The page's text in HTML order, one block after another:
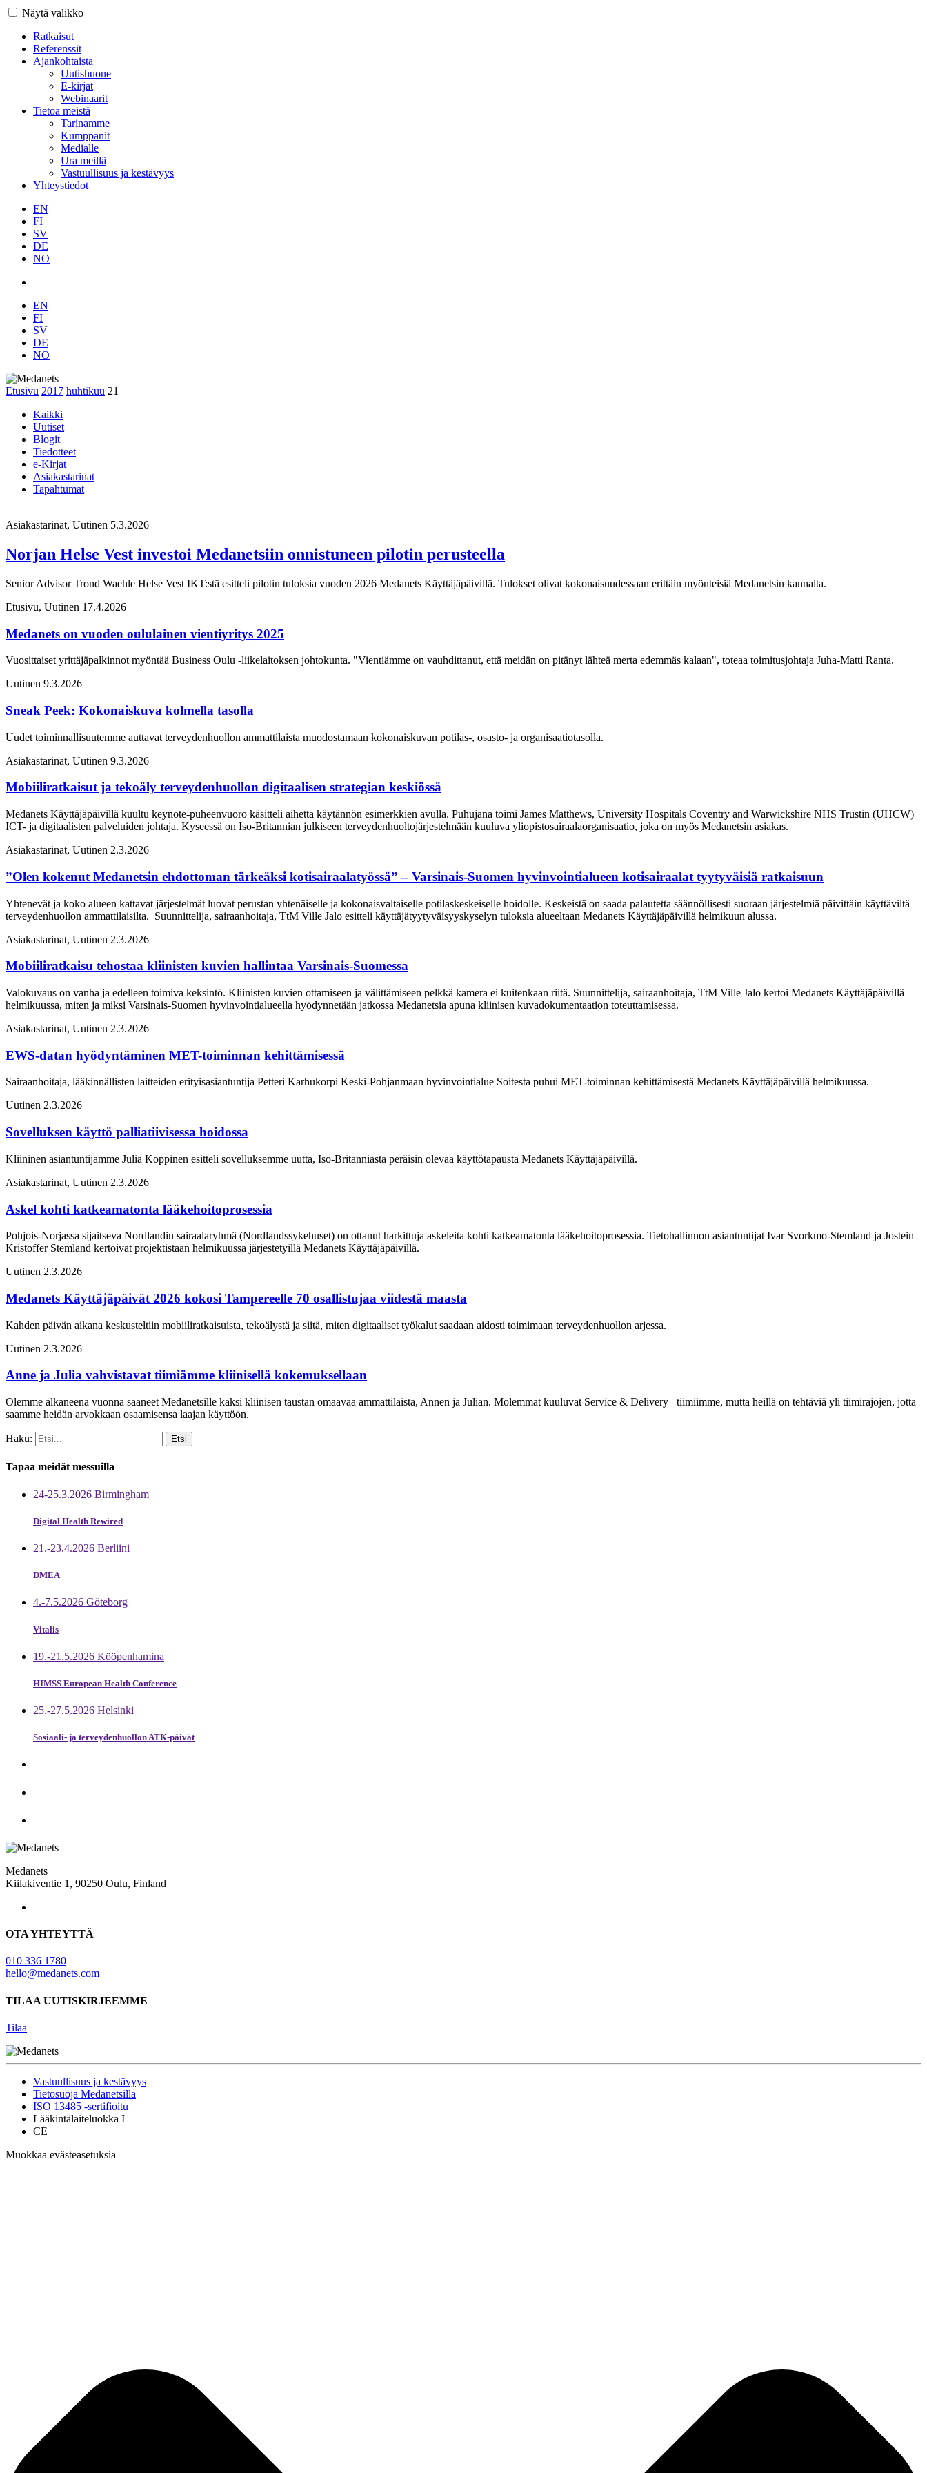
Näytä valikko
Ratkaisut
Referenssit
Ajankohtaista
Uutishuone
E-kirjat
Webinaarit
Tietoa meistä
Tarinamme
Kumppanit
Medialle
Ura meillä
Vastuullisuus ja kestävyys
Yhteystiedot
EN
FI
SV
DE
NO
EN
FI
SV
DE
NO
Etusivu 2017 huhtikuu 21
Kaikki
Uutiset
Blogit
Tiedotteet
e-Kirjat
Asiakastarinat
Tapahtumat
Asiakastarinat, Uutinen 5.3.2026
Norjan Helse Vest investoi Medanetsiin onnistuneen pilotin perusteella
Senior Advisor Trond Waehle Helse Vest IKT:stä esitteli pilotin tuloksia vuoden 2026 Medanets Käyttäjäpäivillä. Tulokset olivat kokonaisuudessaan erittäin myönteisiä Medanetsin kannalta.
Etusivu, Uutinen 17.4.2026
Medanets on vuoden oululainen vientiyritys 2025
Vuosittaiset yrittäjäpalkinnot myöntää Business Oulu -liikelaitoksen johtokunta. "Vientiämme on vauhdittanut, että meidän on pitänyt lähteä merta edemmäs kalaan", toteaa toimitusjohtaja Juha-Matti Ranta.
Uutinen 9.3.2026
Sneak Peek: Kokonaiskuva kolmella tasolla
Uudet toiminnallisuutemme auttavat terveydenhuollon ammattilaista muodostamaan kokonaiskuvan potilas-, osasto- ja organisaatiotasolla.
Asiakastarinat, Uutinen 9.3.2026
Mobiiliratkaisut ja tekoäly terveydenhuollon digitaalisen strategian keskiössä
Medanets Käyttäjäpäivillä kuultu keynote-puheenvuoro käsitteli aihetta käytännön esimerkkien avulla. Puhujana toimi James Matthews, University Hospitals Coventry and Warwickshire NHS Trustin (UHCW)
ICT- ja digitaalisten palveluiden johtaja. Kyseessä on Iso-Britannian julkiseen terveydenhuoltojärjestelmään kuuluva yliopistosairaalaorganisaatio, joka on myös Medanetsin asiakas.
Asiakastarinat, Uutinen 2.3.2026
”Olen kokenut Medanetsin ehdottoman tärkeäksi kotisairaalatyössä” – Varsinais-Suomen hyvinvointialueen kotisairaalat tyytyväisiä ratkaisuun
Yhtenevät ja koko alueen kattavat järjestelmät luovat perustan yhtenäiselle ja kokonaisvaltaiselle potilaskeskeiselle hoidolle. Keskeistä on saada palautetta säännöllisesti suoraan järjestelmiä päivittäin käyttäviltä
terveydenhuollon ammattilaisilta. Suunnittelija, sairaanhoitaja, TtM Ville Jalo esitteli käyttäjätyytyväisyyskyselyn tuloksia alueeltaan Medanets Käyttäjäpäivillä helmikuun alussa.
Asiakastarinat, Uutinen 2.3.2026
Mobiiliratkaisu tehostaa kliinisten kuvien hallintaa Varsinais-Suomessa
Valokuvaus on vanha ja edelleen toimiva keksintö. Kliinisten kuvien ottamiseen ja välittämiseen pelkkä kamera ei kuitenkaan riitä. Suunnittelija, sairaanhoitaja, TtM Ville Jalo kertoi Medanets Käyttäjäpäivillä
helmikuussa, miten ja miksi Varsinais-Suomen hyvinvointialueella hyödynnetään jatkossa Medanetsia apuna kliinisen kuvadokumentaation toteuttamisessa.
Asiakastarinat, Uutinen 2.3.2026
EWS-datan hyödyntäminen MET-toiminnan kehittämisessä
Sairaanhoitaja, lääkinnällisten laitteiden erityisasiantuntija Petteri Karhukorpi Keski-Pohjanmaan hyvinvointialue Soitesta puhui MET-toiminnan kehittämisestä Medanets Käyttäjäpäivillä helmikuussa.
Uutinen 2.3.2026
Sovelluksen käyttö palliatiivisessa hoidossa
Kliininen asiantuntijamme Julia Koppinen esitteli sovelluksemme uutta, Iso-Britanniasta peräisin olevaa käyttötapausta Medanets Käyttäjäpäivillä.
Asiakastarinat, Uutinen 2.3.2026
Askel kohti katkeamatonta lääkehoitoprosessia
Pohjois-Norjassa sijaitseva Nordlandin sairaalaryhmä (Nordlandssykehuset) on ottanut harkittuja askeleita kohti katkeamatonta lääkehoitoprosessia. Tietohallinnon asiantuntijat Ivar Svorkmo-Stemland ja Jostein
Kristoffer Stemland kertoivat projektistaan helmikuussa järjestetyillä Medanets Käyttäjäpäivillä.
Uutinen 2.3.2026
Medanets Käyttäjäpäivät 2026 kokosi Tampereelle 70 osallistujaa viidestä maasta
Kahden päivän aikana keskusteltiin mobiiliratkaisuista, tekoälystä ja siitä, miten digitaaliset työkalut saadaan aidosti toimimaan terveydenhuollon arjessa.
Uutinen 2.3.2026
Anne ja Julia vahvistavat tiimiämme kliinisellä kokemuksellaan
Olemme alkaneena vuonna saaneet Medanetsille kaksi kliinisen taustan omaavaa ammattilaista, Annen ja Julian. Molemmat kuuluvat Service & Delivery –tiimiimme, mutta heillä on tehtäviä yli tiimirajojen, jotta
saamme heidän arvokkaan osaamisensa laajan käyttöön.
Haku:
Tapaa meidät messuilla
24-25.3.2026 Birmingham
Digital Health Rewired
21.-23.4.2026 Berliini
DMEA
4.-7.5.2026 Göteborg
Vitalis
19.-21.5.2026 Kööpenhamina
HIMSS European Health Conference
25.-27.5.2026 Helsinki
Sosiaali- ja terveydenhuollon ATK-päivät
Medanets
Kiilakiventie 1, 90250 Oulu, Finland
OTA YHTEYTTÄ
010 336 1780
hello@medanets.com
TILAA UUTISKIRJEEMME
Tilaa
Vastuullisuus ja kestävyys
Tietosuoja Medanetsilla
ISO 13485 -sertifioitu
Lääkintälaiteluokka I
CE
Muokkaa evästeasetuksia